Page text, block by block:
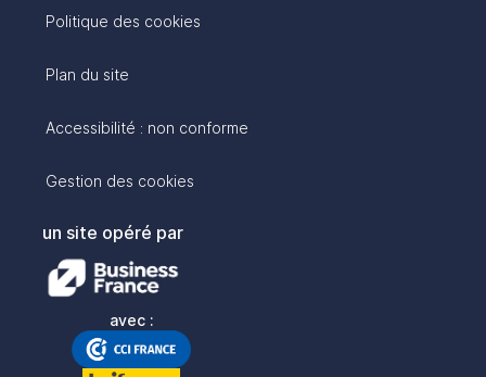
Politique des cookies
Plan du site
Accessibilité : non conforme
Gestion des cookies
un site opéré par
avec :